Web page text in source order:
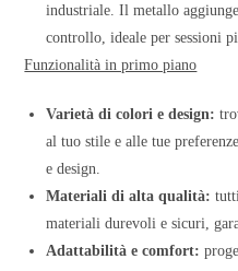
industriale. Il metallo
controllo, ideale per sessioni
Funzionalità in primo piano
Varietà di colori e design:
al tuo stile e alle tue
e design.
Materiali di alta qualità:
materiali durevoli e sicuri,
Adattabilità e comfort: